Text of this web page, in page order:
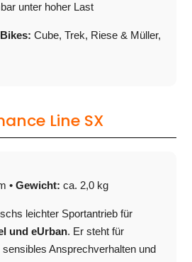
unter hoher Last
Cube, Trek, Riese & Müller,
Line SX
•Gewicht: ca. 2,0 kg
leichter Sportantrieb für
und eUrban. Er steht für
Ansprechverhalten und